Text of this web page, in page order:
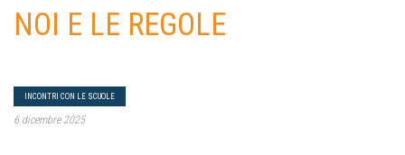
NOI E LE REGOLE
INCONTRI CON LE SCUOLE
6 dicembre 2025